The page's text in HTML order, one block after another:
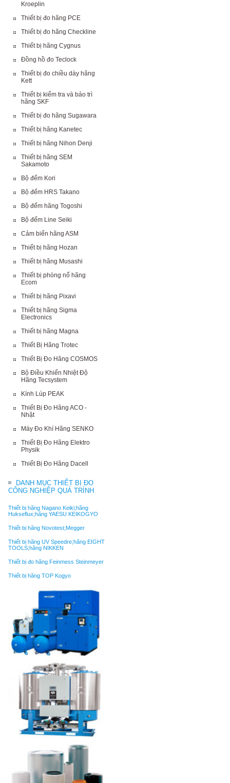
Kroeplin
Thiết bị đo hãng PCE
Thiết bị đo hãng Checkline
Thiết bị hãng Cygnus
Đồng hồ đo Teclock
Thiết bị đo chiều dày hãng
Kett
Thiết bị kiểm tra và bảo trì
hãng SKF
Thiết bị đo hãng Sugawara
Thiết bị hãng Kanetec
Thiết bị hãng Nihon Denji
Thiết bị hãng SEM
Sakamoto
Bộ đếm Kori
Bộ đếm HRS Takano
Bộ đếm hãng Togoshi
Bộ đếm Line Seiki
Cảm biến hãng ASM
Thiết bị hãng Hozan
Thiết bị hãng Musashi
Thiết bị phòng nổ hãng
Ecom
Thiết bị hãng Pixavi
Thiết bị hãng Sigma
Electronics
Thiết bị hãng Magna
Thiết Bị Hãng Trotec
Thiết Bị Đo Hãng COSMOS
Bộ Điều Khiển Nhiệt Độ
Hãng Tecsystem
Kính Lúp PEAK
Thiết Bị Đo Hãng ACO -
Nhật
Máy Đo Khí Hãng SENKO
Thiết Bị Đo Hãng Elektro
Physik
Thiết Bị Đo Hãng Dacell
DANH MỤC THIẾT BỊ ĐO
CÔNG NGHIỆP QUÁ TRÌNH
Thiết bị hãng Nagano Keiki;hãng
Hukseflux;hãng YAESU KEIKOGYO
Thiết bị hãng Novotest;Megger
Thiết bị hãng UV Speedre;hãng EIGHT
TOOLS;hãng NIKKEN
Thiết bị đo hãng Feinmess Steinmeyer
Thiết bị hãng TOP Kogyo